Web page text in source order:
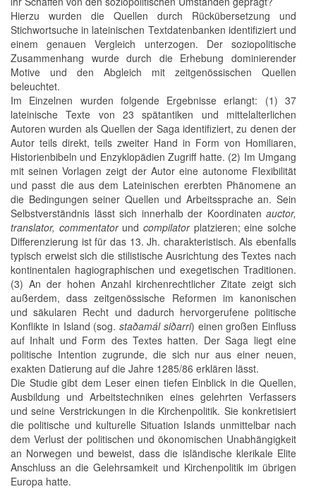
Hierzu wurden die Quellen durch Rückübersetzung und
Stichwortsuche in lateinischen Textdatenbanken identifiziert und
einem genauen Vergleich unterzogen. Der soziopolitische
Zusammenhang wurde durch die Erhebung dominierender
Motive und den Abgleich mit zeitgenössischen Quellen
beleuchtet.
Im Einzelnen wurden folgende Ergebnisse erlangt: (1) 37
lateinische Texte von 23 spätantiken und mittelalterlichen
Autoren wurden als Quellen der Saga identifiziert, zu denen der
Autor teils direkt, teils zweiter Hand in Form von Homiliaren,
Historienbibeln und Enzyklopädien Zugriff hatte. (2) Im Umgang
mit seinen Vorlagen zeigt der Autor eine autonome Flexibilität
und passt die aus dem Lateinischen ererbten Phänomene an
die Bedingungen seiner Quellen und Arbeitssprache an. Sein
Selbstverständnis lässt sich innerhalb der Koordinaten auctor,
translator, commentatorundcompilatorplatzieren; eine solche
Differenzierung ist für das 13. Jh. charakteristisch. Als ebenfalls
typisch erweist sich die stilistische Ausrichtung des Textes nach
kontinentalen hagiographischen und exegetischen Traditionen.
(3) An der hohen Anzahl kirchenrechtlicher Zitate zeigt sich
außerdem, dass zeitgenössische Reformen im kanonischen
und säkularen Recht und dadurch hervorgerufene politische
Konflikte in Island (sog. staðamál siðarri) einen großen Einfluss
auf Inhalt und Form des Textes hatten. Der Saga liegt eine
politische Intention zugrunde, die sich nur aus einer neuen,
exakten Datierung auf die Jahre 1285/86 erklären lässt.
Die Studie gibt dem Leser einen tiefen Einblick in die Quellen,
Ausbildung und Arbeitstechniken eines gelehrten Verfassers
und seine Verstrickungen in die Kirchenpolitik. Sie konkretisiert
die politische und kulturelle Situation Islands unmittelbar nach
dem Verlust der politischen und ökonomischen Unabhängigkeit
an Norwegen und beweist, dass die isländische klerikale Elite
Anschluss an die Gelehrsamkeit und Kirchenpolitik im übrigen
Europa hatte.